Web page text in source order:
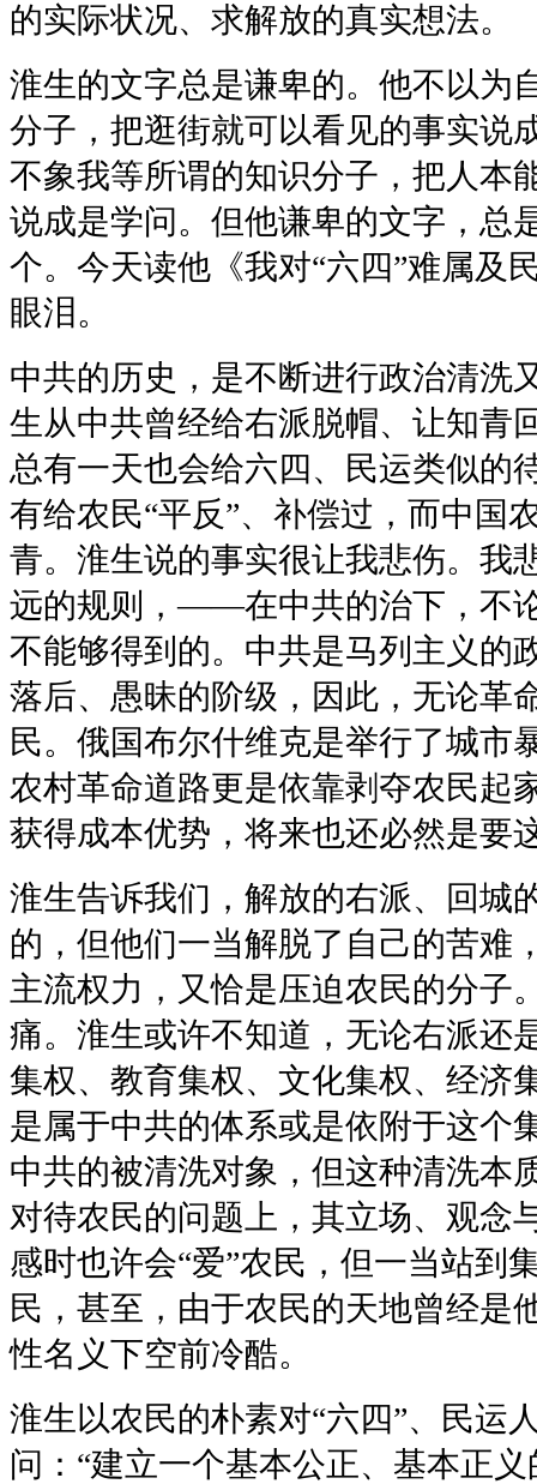
的实际状况、求解放的真实想法。
淮生的文字总是谦卑的。他不以为
分子，把逛街就可以看见的事实说
不象我等所谓的知识分子，把人本
说成是学问。但他谦卑的文字，总
个。今天读他《我对“六四”难属及
眼泪。
中共的历史，是不断进行政治清洗
生从中共曾经给右派脱帽、让知青
总有一天也会给六四、民运类似的
有给农民“平反”、补偿过，而中国
青。淮生说的事实很让我悲伤。我
远的规则，——在中共的治下，不
不能够得到的。中共是马列主义的
落后、愚昧的阶级，因此，无论革
民。俄国布尔什维克是举行了城市
农村革命道路更是依靠剥夺农民起
获得成本优势，将来也还必然是要
淮生告诉我们，解放的右派、回城
的，但他们一当解脱了自己的苦难
主流权力，又恰是压迫农民的分子
痛。淮生或许不知道，无论右派还
集权、教育集权、文化集权、经济
是属于中共的体系或是依附于这个
中共的被清洗对象，但这种清洗本
对待农民的问题上，其立场、观念
感时也许会“爱”农民，但一当站到
民，甚至，由于农民的天地曾经是
性名义下空前冷酷。
淮生以农民的朴素对“六四”、民运
问：“建立一个基本公正、基本正